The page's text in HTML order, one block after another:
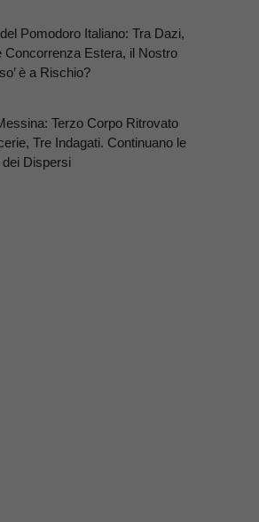
del Pomodoro Italiano: Tra Dazi,
Concorrenza Estera, il Nostro
è a Rischio?
Terzo Corpo Ritrovato
Tre Indagati. Continuano le
Dispersi